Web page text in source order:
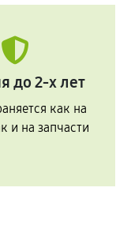
до 2-х лет
как на
и на запчасти